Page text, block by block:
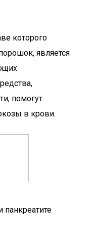
которого
является
помогут
в крови.